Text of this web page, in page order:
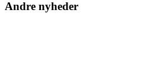
Andre nyheder